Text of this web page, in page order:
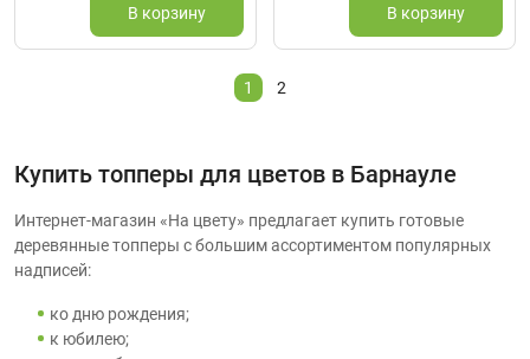
В корзину В корзину
1 2
Купить топперы для цветов в Барнауле
Интернет-магазин «На цвету» предлагает купить готовые
деревянные топперы с большим ассортиментом популярных
надписей:
ко дню рождения;
к юбилею;